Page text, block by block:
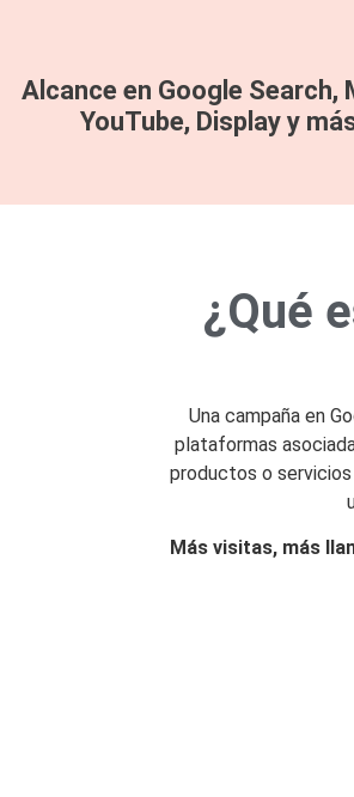
Alcance en Google Search,
YouTube, Display y
¿Qué
Una campaña en
plataformas
productos o
Más visitas, más